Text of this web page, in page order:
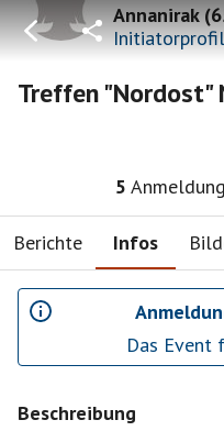
Annanirak(
Initiatorprofil
Treffen "Nordost"
5
Berichte Infos
Das Event
Beschreibung